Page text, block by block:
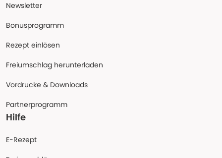
Newsletter
Bonusprogramm
Rezept einlösen
Freiumschlag herunterladen
Vordrucke & Downloads
Partnerprogramm
Hilfe
E-Rezept